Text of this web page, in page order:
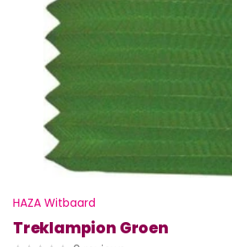
HAZA Witbaard
Treklampion Groen